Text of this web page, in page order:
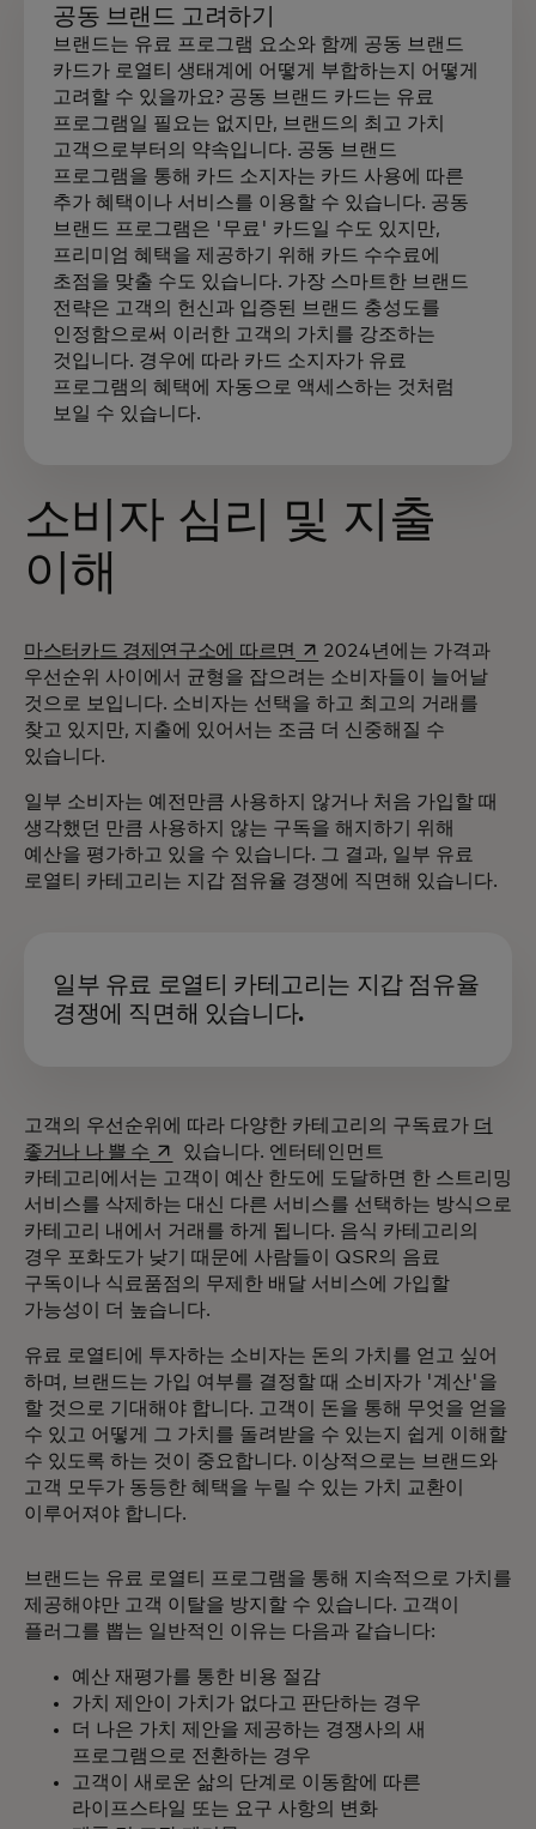
공동 브랜드 고려하기
브랜드는 유료 프로그램 요소와 함께 공동 브랜드
카드가 로열티 생태계에 어떻게 부합하는지 어떻게
고려할 수 있을까요? 공동 브랜드 카드는 유료
프로그램일 필요는 없지만, 브랜드의 최고 가치
고객으로부터의 약속입니다. 공동 브랜드
프로그램을 통해 카드 소지자는 카드 사용에 따른
추가 혜택이나 서비스를 이용할 수 있습니다. 공동
브랜드 프로그램은 '무료' 카드일 수도 있지만,
프리미엄 혜택을 제공하기 위해 카드 수수료에
초점을 맞출 수도 있습니다. 가장 스마트한 브랜드
전략은 고객의 헌신과 입증된 브랜드 충성도를
인정함으로써 이러한 고객의 가치를 강조하는
것입니다. 경우에 따라 카드 소지자가 유료
프로그램의 혜택에 자동으로 액세스하는 것처럼
보일 수 있습니다.
소비자 심리 및 지출
이해
마스터카드 경제연구소에 따르면 새 탭에서 열림
2024년에는 가격과
우선순위 사이에서 균형을 잡으려는 소비자들이 늘어날
것으로 보입니다. 소비자는 선택을 하고 최고의 거래를
찾고 있지만, 지출에 있어서는 조금 더 신중해질 수
있습니다.
일부 소비자는 예전만큼 사용하지 않거나 처음 가입할 때
생각했던 만큼 사용하지 않는 구독을 해지하기 위해
예산을 평가하고 있을 수 있습니다. 그 결과, 일부 유료
로열티 카테고리는 지갑 점유율 경쟁에 직면해 있습니다.
일부 유료 로열티 카테고리는 지갑 점유율
경쟁에 직면해 있습니다.
고객의 우선순위에 따라 다양한 카테고리의 구독료가 더
좋거나 나 쁠 수 새 탭에서 열림
있습니다. 엔터테인먼트
카테고리에서는 고객이 예산 한도에 도달하면 한 스트리밍
서비스를 삭제하는 대신 다른 서비스를 선택하는 방식으로
카테고리 내에서 거래를 하게 됩니다. 음식 카테고리의
경우 포화도가 낮기 때문에 사람들이 QSR의 음료
구독이나 식료품점의 무제한 배달 서비스에 가입할
가능성이 더 높습니다.
유료 로열티에 투자하는 소비자는 돈의 가치를 얻고 싶어
하며, 브랜드는 가입 여부를 결정할 때 소비자가 '계산'을
할 것으로 기대해야 합니다. 고객이 돈을 통해 무엇을 얻을
수 있고 어떻게 그 가치를 돌려받을 수 있는지 쉽게 이해할
수 있도록 하는 것이 중요합니다. 이상적으로는 브랜드와
고객 모두가 동등한 혜택을 누릴 수 있는 가치 교환이
이루어져야 합니다.
브랜드는 유료 로열티 프로그램을 통해 지속적으로 가치를
제공해야만 고객 이탈을 방지할 수 있습니다. 고객이
플러그를 뽑는 일반적인 이유는 다음과 같습니다:
예산 재평가를 통한 비용 절감
가치 제안이 가치가 없다고 판단하는 경우
더 나은 가치 제안을 제공하는 경쟁사의 새
프로그램으로 전환하는 경우
고객이 새로운 삶의 단계로 이동함에 따른
라이프스타일 또는 요구 사항의 변화